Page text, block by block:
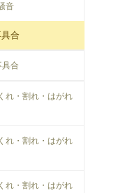
音
合
合
れ・割れ・はがれ
れ・割れ・はがれ
れ・割れ・はがれ